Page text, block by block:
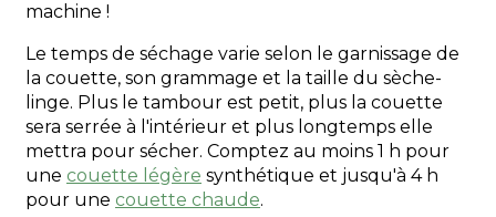
machine !
Le temps de séchage varie selon le garnissage de
la couette, son grammage et la taille du sèche-
linge. Plus le tambour est petit, plus la couette
sera serrée à l'intérieur et plus longtemps elle
mettra pour sécher. Comptez au moins 1 h pour
une couette légère synthétique et jusqu'à 4 h
pour une couette chaude.